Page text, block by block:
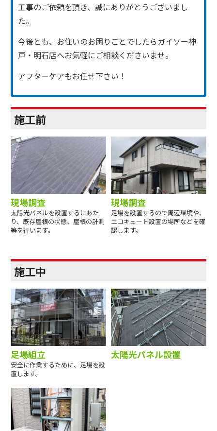
工事のご依頼を頂き、誠にありがとうございまし
た。
今後とも、お住いのお困りごとでしたらガイソー神
戸・明石店へお気軽にご相談くださいませ。
アフターケアもお任せ下さい！
施工前
現場調査
太陽光パネルを設置するにあた
り、既存屋根の状態、屋根の計測
等を行います。
現場調査
足場を設置するので周辺環境や、
エコキュート設置の場所などを確
認します。
施工中
足場組立
安全に作業するために、足場を設
置します。
太陽光パネル設置